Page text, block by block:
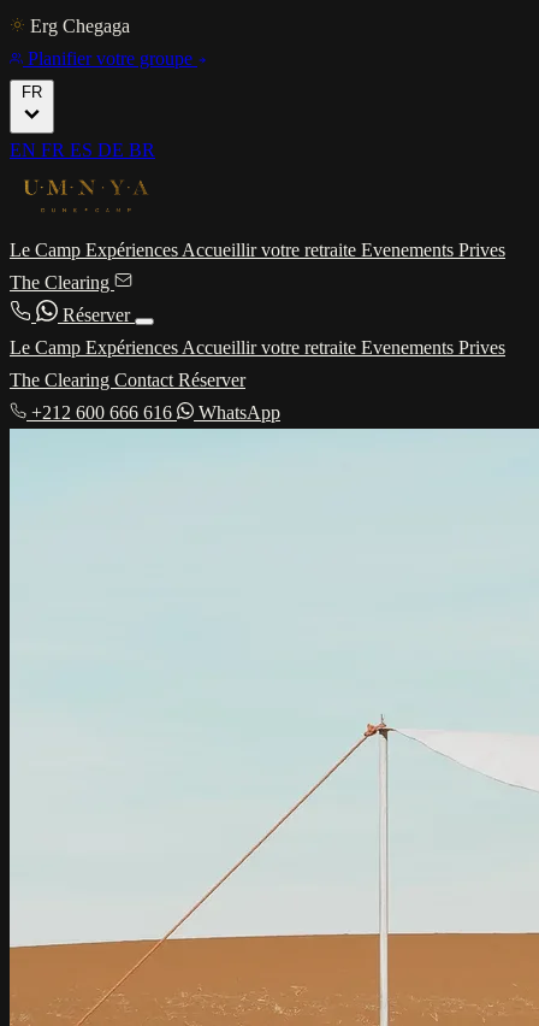
Erg Chegaga
Planifier votre groupe
FR
EN FR ES DE BR
Le Camp Expériences Accueillir votre retraite Evenements Prives
The Clearing
Réserver
Le Camp Expériences Accueillir votre retraite Evenements Prives
The Clearing Contact Réserver
+212 600 666 616
WhatsApp